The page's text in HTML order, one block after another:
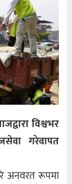
विश्वभर
गरेवापत
अनवरत रूपमा